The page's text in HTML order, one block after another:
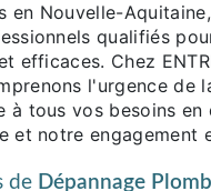
en Nouvelle-
qualifiés
efficaces. Chez
l'urgence de
à tous vos besoins
et notre engagement
de Dépannage